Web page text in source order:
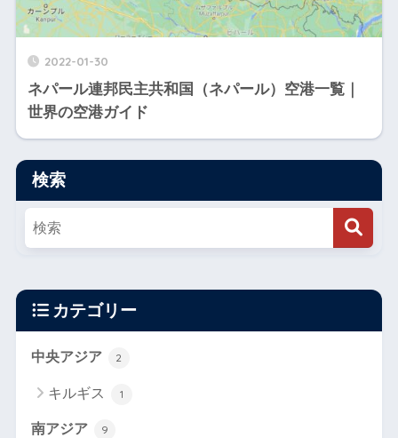
2022-01-30
ネパール連邦民主共和国（ネパール）空港一覧｜
世界の空港ガイド
検索
カテゴリー
中央アジア 2
キルギス 1
南アジア 9